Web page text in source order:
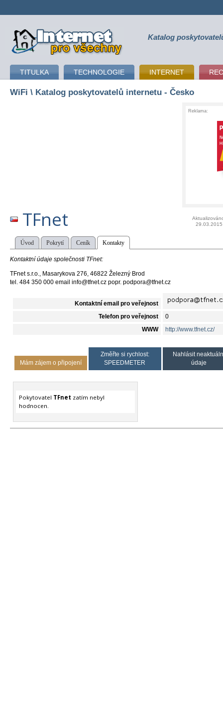
připojení k internetu Katalog
TITULKA TECHNOLOGIE INTERNET
WiFi \ Katalog poskytovatelů internetu - Česko
Reklama:
TFnet
29.03.2015
Úvod Pokrytí Ceník Kontakty
Kontaktní údaje společnosti TFnet:
TFnet s.r.o., Masarykova 276, 46822 Železný Brod
tel. 484 350 000 email info@tfnet.cz popr. podpora@tfnet.cz
Kontaktní email pro veřejnost
Telefon pro veřejnost 0
WWW http://www.tfnet.cz/
Mám zájem o připojení
Změřte si rychlost:
SPEEDMETER
Nahlásit
údaje
Pokytovatel TFnet zatím nebyl
hodnocen.